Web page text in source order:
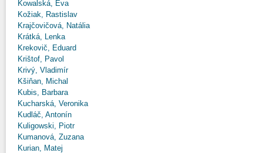
Kowalská, Eva
Kožiak, Rastislav
Krajčovičová, Natália
Krátká, Lenka
Krekovič, Eduard
Krištof, Pavol
Krivý, Vladimír
Kšiňan, Michal
Kubis, Barbara
Kucharská, Veronika
Kudláč, Antonín
Kuligowski, Piotr
Kumanová, Zuzana
Kurian, Matej